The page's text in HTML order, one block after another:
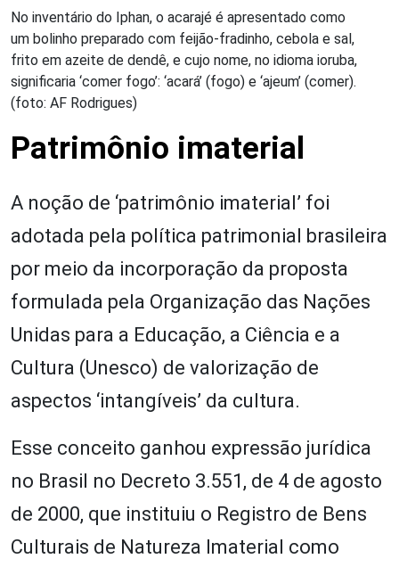
No inventário do Iphan, o acarajé é apresentado como
um bolinho preparado com feijão-fradinho, cebola e sal,
frito em azeite de dendê, e cujo nome, no idioma ioruba,
significaria ‘comer fogo’: ‘acará’ (fogo) e ‘ajeum’ (comer).
(foto: AF Rodrigues)
Patrimônio imaterial
A noção de ‘patrimônio imaterial’ foi
adotada pela política patrimonial brasileira
por meio da incorporação da proposta
formulada pela Organização das Nações
Unidas para a Educação, a Ciência e a
Cultura (Unesco) de valorização de
aspectos ‘intangíveis’ da cultura.
Esse conceito ganhou expressão jurídica
no Brasil no Decreto 3.551, de 4 de agosto
de 2000, que instituiu o Registro de Bens
Culturais de Natureza Imaterial como